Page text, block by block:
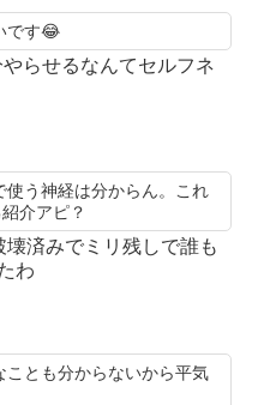
です😂
らせるなんてセルフネ
使う神経は分からん。これ
介アピ？
壊済みでミリ残しで誰も
わ
ことも分からないから平気